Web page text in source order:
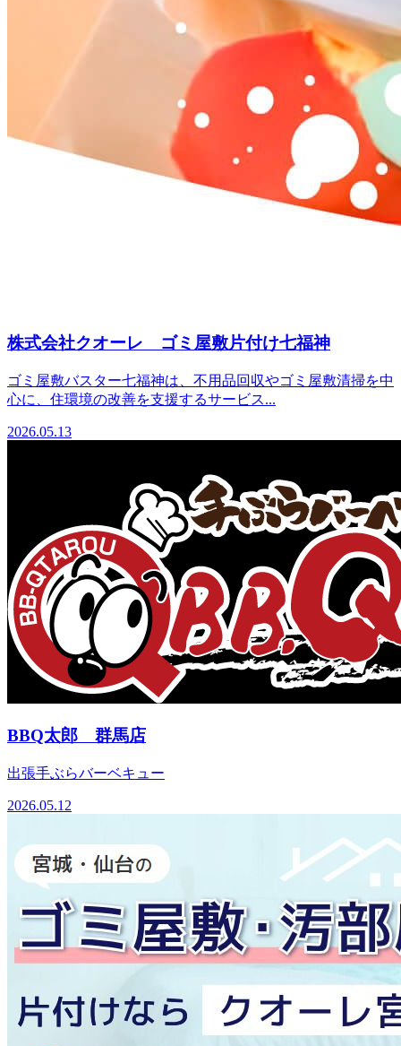
株式会社クオーレ ゴミ屋敷片付け七福神
ゴミ屋敷バスター七福神は、不用品回収やゴミ屋敷清掃を中
心に、住環境の改善を支援するサービス...
2026.05.13
BBQ太郎 群馬店
出張手ぶらバーベキュー
2026.05.12